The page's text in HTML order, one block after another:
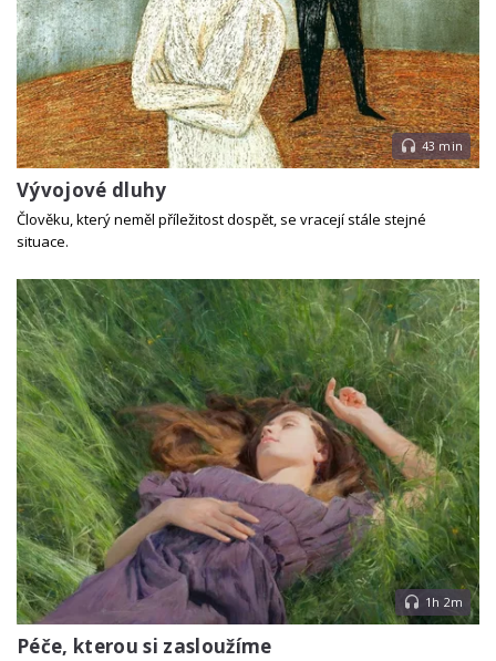
43 min
Vývojové dluhy
Člověku, který neměl příležitost dospět, se vracejí stále stejné
situace.
1h 2m
Péče, kterou si zasloužíme